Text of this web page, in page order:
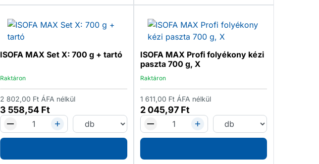
ISOFA MAX Set X: 700 g + tartó
Raktáron
3 558,54 Ft
2 802,00 Ft ÁFA nélkül
ISOFA MAX Profi folyékony kézi
paszta 700 g, X
Raktáron
2 045,97 Ft
1 611,00 Ft ÁFA nélkül